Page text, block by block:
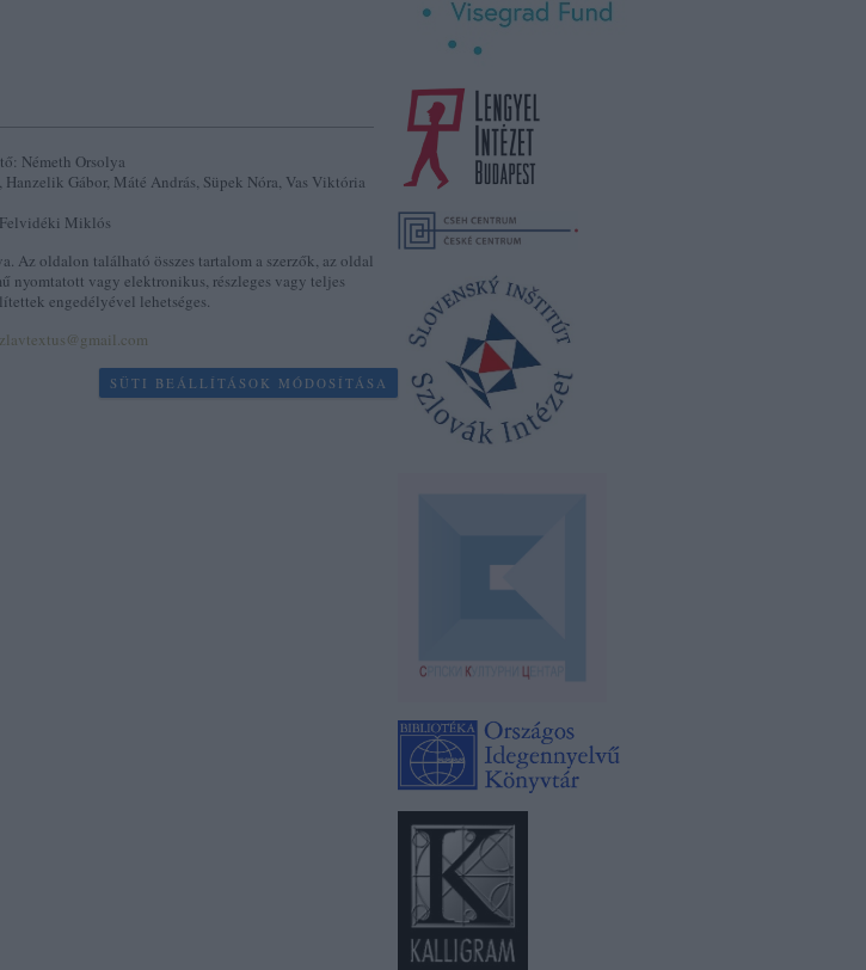
Németh Orsolya
Gábor, Máté András, Süpek Nóra, Vas Viktória
Miklós
Az oldalon található összes tartalom a szerzők, az oldal
nyomtatott vagy elektronikus, részleges vagy teljes
engedélyével lehetséges.
SÜTI BEÁLLÍTÁSOK MÓDOSÍTÁSA